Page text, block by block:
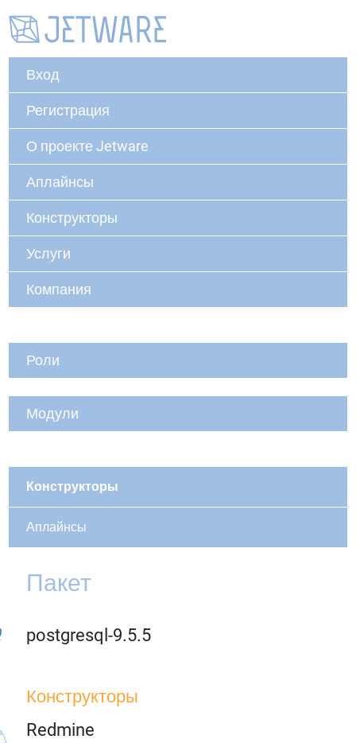
Вход
Регистрация
О проекте Jetware
Аплайнсы
Конструкторы
Услуги
Компания
Роли
Модули
Конструкторы
Аплайнсы
Пакет
postgresql-9.5.5
Конструкторы
Redmine